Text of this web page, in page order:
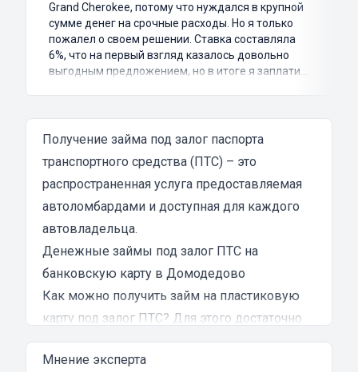
Grand Cherokee, потому что нуждался в крупной
сумме денег на срочные расходы. Но я только
пожалел о своем решении. Ставка составляла
6%, что на первый взгляд казалось довольно
выгодным предложением, но в итоге я заплатил
затянутым и занял много времени и усилий.
Никакого профессионализма и
Разочарование и раздражение - это все, что я
испытал в результате этого кредита...
Получение займа под залог паспорта
транспортного средства (ПТС) – это
распространенная услуга предоставляемая
автоломбардами и доступная для каждого
автовладельца.
Денежные займы под залог ПТС на
банковскую карту в Домодедово
Как можно получить займ на пластиковую
карту под залог ПТС? Для этого достаточно
обратиться в ломбард, провести оценку
автомобиля и предоставить ПТС. В
Мнение эксперта